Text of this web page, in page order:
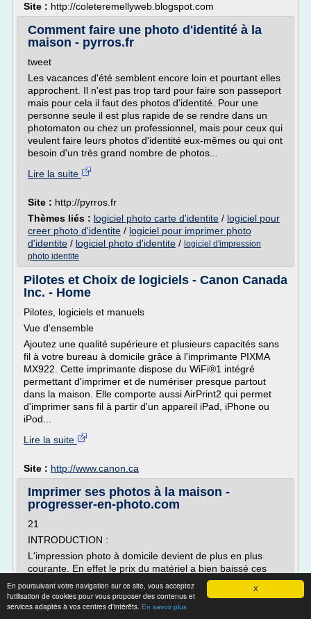
X
En poursuivant votre navigation sur ce site, vous acceptez
l'utilisation de cookies pour vous proposer des contenus et
services adaptés à vos centres d'intérêts. En savoir plus
Site : http://coleteremellyweb.blogspot.com
Comment faire une photo d'identité à la
maison - pyrros.fr
tweet
Les vacances d'été semblent encore loin et pourtant elles
approchent. Il n'est pas trop tard pour faire son passeport
mais pour cela il faut des photos d'identité. Pour une
personne seule il est plus rapide de se rendre dans un
photomaton ou chez un professionnel, mais pour ceux qui
veulent faire leurs photos d'identité eux-mêmes ou qui ont
besoin d'un très grand nombre de photos...
Lire la suite
Site : http://pyrros.fr
Thèmes liés : logiciel photo carte d'identite / logiciel pour
creer photo d'identite / logiciel pour imprimer photo
d'identite / logiciel photo d'identite / logiciel d'impression
photo identite
Pilotes et Choix de logiciels - Canon Canada
Inc. - Home
Pilotes, logiciels et manuels
Vue d'ensemble
Ajoutez une qualité supérieure et plusieurs capacités sans
fil à votre bureau à domicile grâce à l'imprimante PIXMA
MX922. Cette imprimante dispose du WiFi®1 intégré
permettant d'imprimer et de numériser presque partout
dans la maison. Elle comporte aussi AirPrint2 qui permet
d'imprimer sans fil à partir d'un appareil iPad, iPhone ou
iPod...
Lire la suite
Site : http://www.canon.ca
Imprimer ses photos à la maison -
progresser-en-photo.com
21
INTRODUCTION :
L'impression photo à domicile devient de plus en plus
courante. En effet le prix du matériel a bien baissé ces
derniers temps et il y a de plus en plus de nouveaux
photographes passionnés. On prend plaisir à faire ses
photos, on les retouche avec soin et bien sûr l'étape